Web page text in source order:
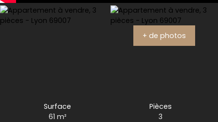
+ de photos
Surface
61 m²
Pièces
3